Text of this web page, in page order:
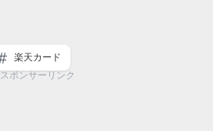
楽天カード
スポンサーリンク